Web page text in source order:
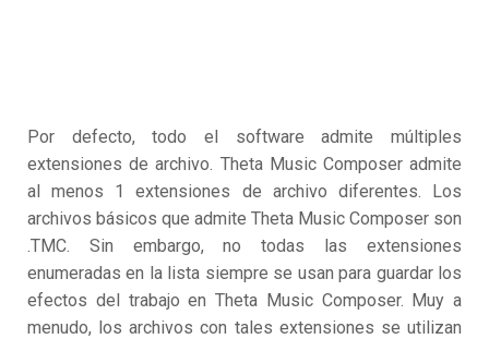
Por defecto, todo el software admite múltiples
extensiones de archivo. Theta Music Composer admite
al menos 1 extensiones de archivo diferentes. Los
archivos básicos que admite Theta Music Composer son
.TMC. Sin embargo, no todas las extensiones
enumeradas en la lista siempre se usan para guardar los
efectos del trabajo en Theta Music Composer. Muy a
menudo, los archivos con tales extensiones se utilizan